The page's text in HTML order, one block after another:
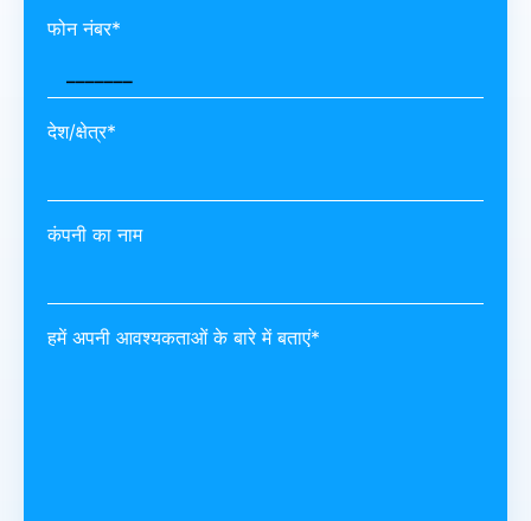
फोन नंबर*
देश/क्षेत्र*
कंपनी का नाम
हमें अपनी आवश्यकताओं के बारे में बताएं*